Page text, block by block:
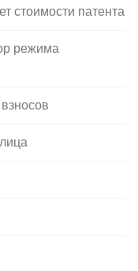
стоимости патента
режима